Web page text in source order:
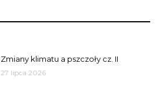
Zmiany klimatu a pszczoły cz. II
27 lipca 2026